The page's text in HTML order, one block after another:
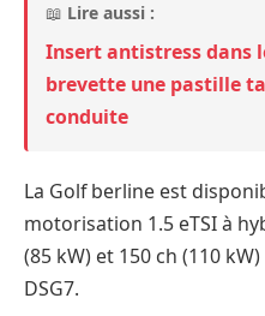
📖 Lire aussi :
Insert antistress dans
brevette une pastille
conduite
La Golf berline est
motorisation 1.5 eTSI à
(85 kW) et 150 ch (110
DSG7.